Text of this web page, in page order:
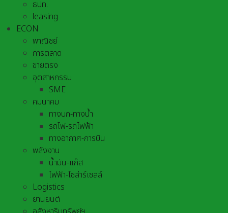
ธปท.
leasing
ECON
พาณิชย์
การตลาด
ขายตรง
อุตสาหกรรม
SME
คมนาคม
ทางบก-ทางน้ำ
รถไฟ-รถไฟฟ้า
ทางอากาศ-การบิน
พลังงาน
น้ำมัน-แก๊ส
ไฟฟ้า-โซล่าร์เซลล์
Logistics
ยานยนต์